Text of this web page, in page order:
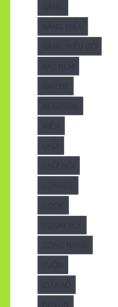
BẢNG HIỆU
BẢNG HIỆU GỖ
BẠT HCM
BATCHE
BEAUTIFUL
BIỂN
CHỮ
CHỮ NỔI
COSMETICS
CÔNG NGHỆ
CUỐN
CỬA SỔ